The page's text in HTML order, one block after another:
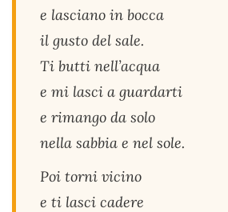
e lasciano in bocca
il gusto del sale.
Ti butti nell’acqua
e mi lasci a guardarti
e rimango da solo
nella sabbia e nel sole.
Poi torni vicino
e ti lasci cadere